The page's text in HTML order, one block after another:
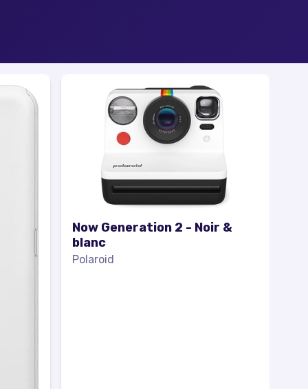
Now Generation 2 - Noir &
blanc
Polaroid